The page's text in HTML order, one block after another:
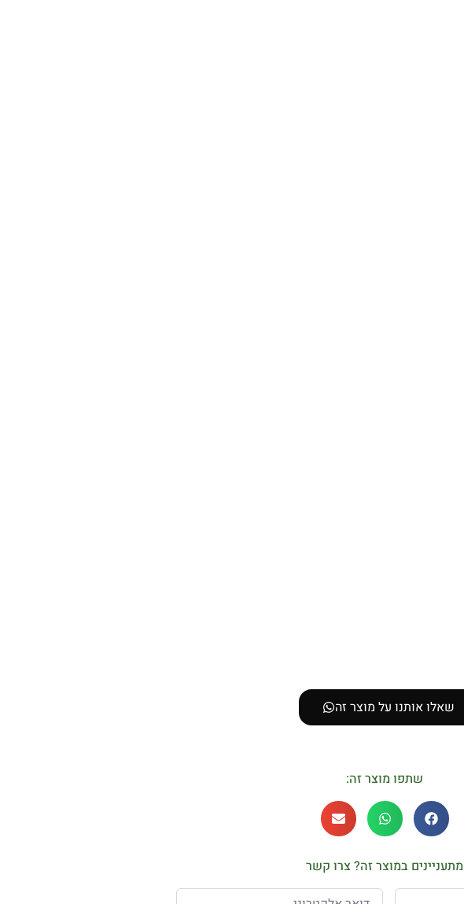
שאלו אותנו על מוצר זה
שתפו מוצר זה:
מתעניינים במוצר זה? צרו קשר